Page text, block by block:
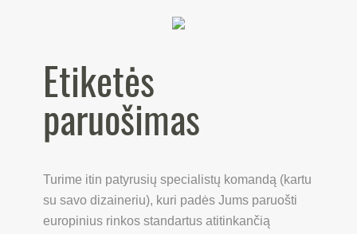
Etiketės
paruošimas
Turime itin patyrusių specialistų komandą (kartu
su savo dizaineriu), kuri padės Jums paruošti
europinius rinkos standartus atitinkančią